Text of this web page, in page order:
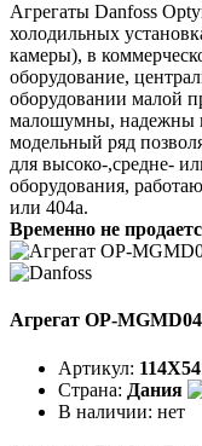
Агрегаты Danfoss
холодильных
камеры), в
оборудование,
оборудовании малой
малошумны, надежны
модельный ряд
для высоко-,средне-
оборудования,
или 404a.
Временно не
Агрегат OP-
Артикул:
Страна: Дания
В наличии: нет